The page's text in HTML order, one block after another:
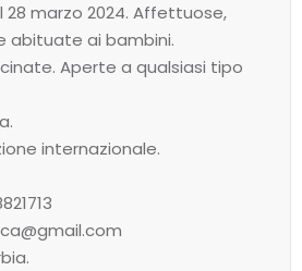
marzo 2024. Affettuose,
abituate ai bambini.
Aperte a qualsiasi tipo
internazionale.